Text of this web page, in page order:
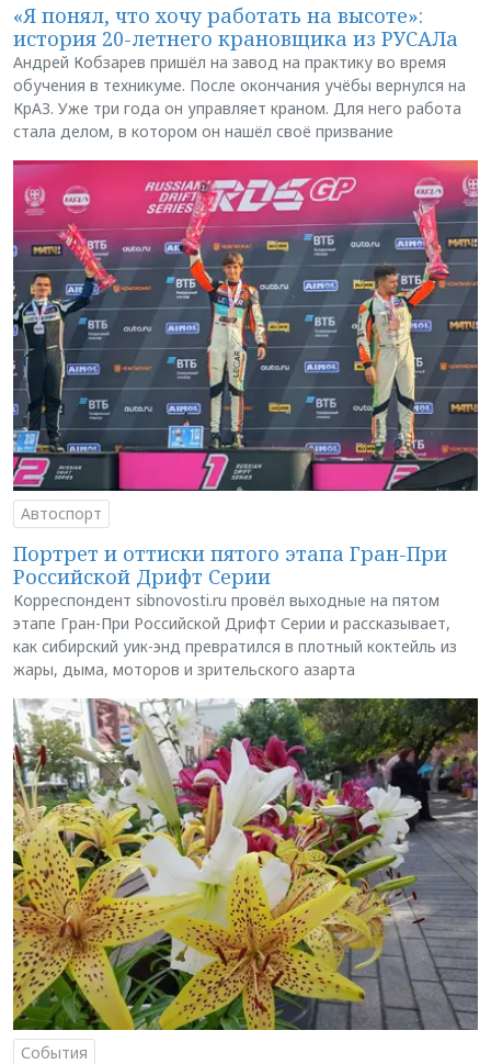
«Я понял, что хочу работать на высоте»:
история 20-летнего крановщика из РУСАЛа
Андрей Кобзарев пришёл на завод на практику во время
обучения в техникуме. После окончания учёбы вернулся на
КрАЗ. Уже три года он управляет краном. Для него работа
стала делом, в котором он нашёл своё призвание
Автоспорт
Портрет и оттиски пятого этапа Гран-При
Российской Дрифт Серии
Корреспондент sibnovosti.ru провёл выходные на пятом
этапе Гран-При Российской Дрифт Серии и рассказывает,
как сибирский уик-энд превратился в плотный коктейль из
жары, дыма, моторов и зрительского азарта
События